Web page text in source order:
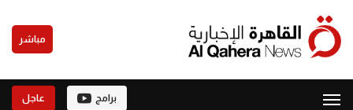
مباشر
برامج عاجل